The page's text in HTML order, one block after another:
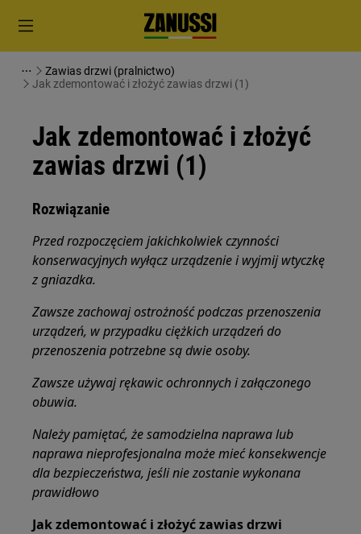
Zawias drzwi (pralnictwo)
Jak zdemontować i złożyć zawias drzwi (1)
Jak zdemontować i złożyć
zawias drzwi (1)
Rozwiązanie
Przed rozpoczęciem jakichkolwiek czynności
konserwacyjnych wyłącz urządzenie i wyjmij wtyczkę
zgniazdka.
Zawsze zachowaj ostrożność podczas przenoszenia
urządzeń, w przypadku ciężkich urządzeń do
przenoszenia potrzebne są dwie osoby.
Zawsze używaj rękawic ochronnych i załączonego
obuwia.
Należy pamiętać, że samodzielna naprawa lub
naprawa nieprofesjonalna może mieć konsekwencje
dla bezpieczeństwa, jeśli nie zostanie wykonana
prawidłowo
Jak zdemontować i złożyć zawias drzwi